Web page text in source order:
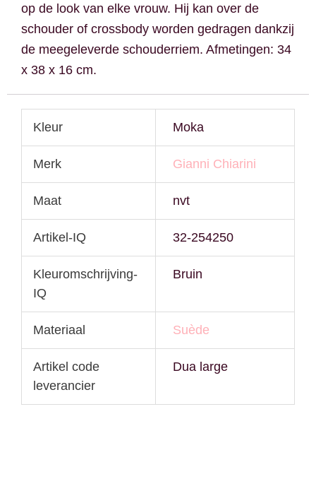
op de look van elke vrouw. Hij kan over de
schouder of crossbody worden gedragen dankzij
de meegeleverde schouderriem. Afmetingen: 34
x 38 x 16 cm.
Kleur Moka
Merk Gianni Chiarini
Maat nvt
Artikel-IQ 32-254250
Kleuromschrijving-
IQ
Bruin
Materiaal Suède
Artikel code
leverancier
Dua large